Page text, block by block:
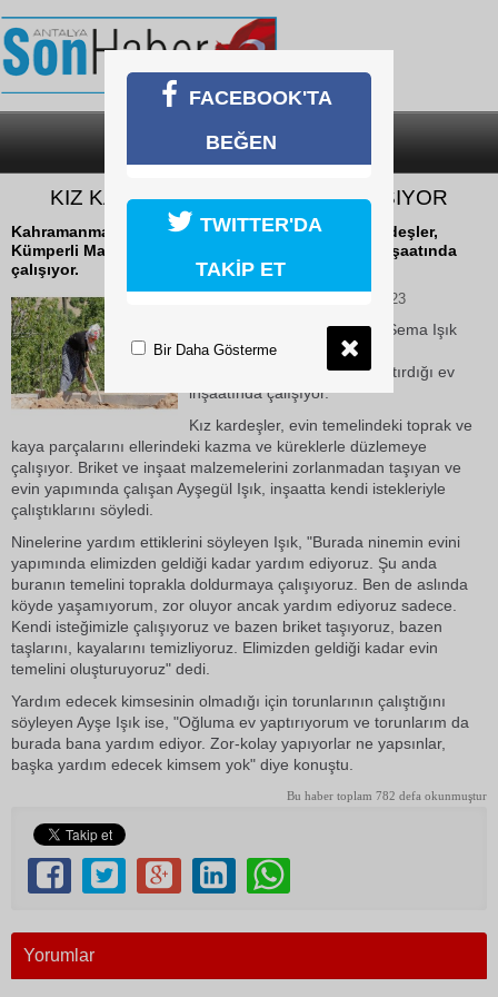
SON DAKİKA
KIZ KARDEŞLER İNŞAATTA ÇALIŞIYOR
Kahramanmaraş'ta Ayşe ve Sema Işık isimli kız kardeşler,
Kümperli Mahallesi'nde ninelerinin yaptırdığı ev inşaatında
çalışıyor.
01 Ağustos 2019 Perşembe 11:23
Kahramanmaraş'ta Ayşe ve Sema Işık
isimli kız kardeşler, Kümperli
Mahallesi'nde ninelerinin yaptırdığı ev
inşaatında çalışıyor.
Kız kardeşler, evin temelindeki toprak ve
kaya parçalarını ellerindeki kazma ve küreklerle düzlemeye
çalışıyor. Briket ve inşaat malzemelerini zorlanmadan taşıyan ve
evin yapımında çalışan Ayşegül Işık, inşaatta kendi istekleriyle
çalıştıklarını söyledi.
Ninelerine yardım ettiklerini söyleyen Işık, "Burada ninemin evini
yapımında elimizden geldiği kadar yardım ediyoruz. Şu anda
buranın temelini toprakla doldurmaya çalışıyoruz. Ben de aslında
köyde yaşamıyorum, zor oluyor ancak yardım ediyoruz sadece.
Kendi isteğimizle çalışıyoruz ve bazen briket taşıyoruz, bazen
taşlarını, kayalarını temizliyoruz. Elimizden geldiği kadar evin
temelini oluşturuyoruz" dedi.
Yardım edecek kimsesinin olmadığı için torunlarının çalıştığını
söyleyen Ayşe Işık ise, "Oğluma ev yaptırıyorum ve torunlarım da
burada bana yardım ediyor. Zor-kolay yapıyorlar ne yapsınlar,
başka yardım edecek kimsem yok" diye konuştu.
Bu haber toplam 782 defa okunmuştur
Yorumlar
FACEBOOK'TA
BEĞEN
TWITTER'DA
TAKİP ET
Bir Daha Gösterme